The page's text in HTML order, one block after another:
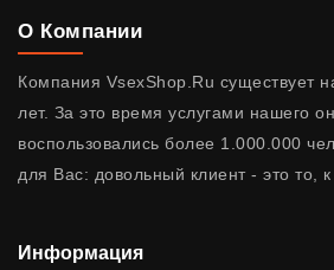
О Компании
Компания VsexShop.Ru существует
лет. За это время услугами нашего
воспользовались более 1.000.000
для Вас: довольный клиент - это то,
Информация